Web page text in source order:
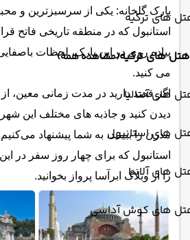
های ترکیه
هتل های ترکیه(مشاهده همه)
های آنتالیا
های استانبول
های آلانیا
های کوش آداسی
پارک گلخانه: یکی از سرسبزترین و
استانبول که در منطقه تاریخی فاتح
پیاده روی در این پارک، لحظات
می کنید.
اگر قصد دارید در مدت زمانی معین، از
دیدن کنید و جاذبه های مختلف این
مدرن را ببینید، به شما پیشنهاد
استانبول که برای چهار روز سفر در
را از وبلاگ ابرآسا پرواز بخوانید.